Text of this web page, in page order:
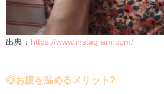
出典： https://www.instagram.com/
◎お腹を温めるメリット ?